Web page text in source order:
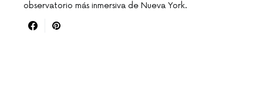
observatorio más inmersiva de Nueva York.